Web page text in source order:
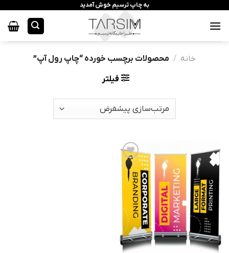
محتوا
به چاپ ترسیم خوش آمدید
خانه / محصولات برچسب خورده “چاپ رول آپ”
فیلتر
افزودن
به
علاقه
مندی
ها